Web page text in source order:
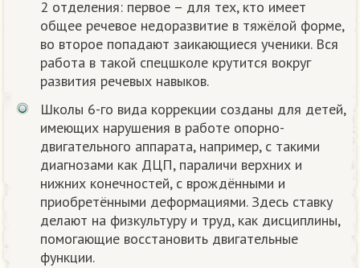
2 отделения: первое – для тех, кто имеет
общее речевое недоразвитие в тяжёлой форме,
во второе попадают заикающиеся ученики. Вся
работа в такой спецшколе крутится вокруг
развития речевых навыков.
Школы 6-го вида коррекции созданы для детей,
имеющих нарушения в работе опорно-
двигательного аппарата, например, с такими
диагнозами как ДЦП, параличи верхних и
нижних конечностей, с врождёнными и
приобретёнными деформациями. Здесь ставку
делают на физкультуру и труд, как дисциплины,
помогающие восстановить двигательные
функции.